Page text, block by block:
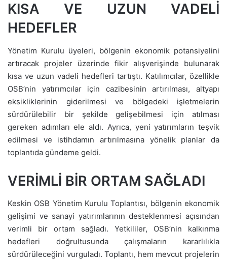
KISA VE UZUN VADELİ
HEDEFLER
Yönetim Kurulu üyeleri, bölgenin ekonomik potansiyelini
artıracak projeler üzerinde fikir alışverişinde bulunarak
kısa ve uzun vadeli hedefleri tartıştı. Katılımcılar, özellikle
OSB’nin yatırımcılar için cazibesinin artırılması, altyapı
eksikliklerinin giderilmesi ve bölgedeki işletmelerin
sürdürülebilir bir şekilde gelişebilmesi için atılması
gereken adımları ele aldı. Ayrıca, yeni yatırımların teşvik
edilmesi ve istihdamın artırılmasına yönelik planlar da
toplantıda gündeme geldi.
VERİMLİ BİR ORTAM SAĞLADI
Keskin OSB Yönetim Kurulu Toplantısı, bölgenin ekonomik
gelişimi ve sanayi yatırımlarının desteklenmesi açısından
verimli bir ortam sağladı. Yetkililer, OSB’nin kalkınma
hedefleri doğrultusunda çalışmaların kararlılıkla
sürdürüleceğini vurguladı. Toplantı, hem mevcut projelerin